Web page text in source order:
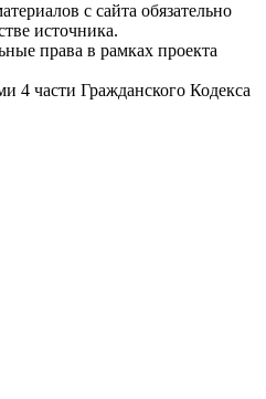
с сайта обязательно
источника.
права в рамках проекта
4 части Гражданского Кодекса